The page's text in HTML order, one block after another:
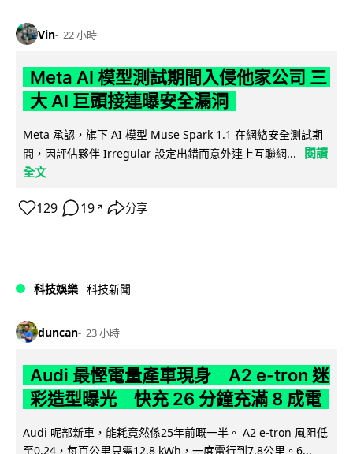
Vin 22 小時
Meta AI 模型測試期間入侵他家公司 三
大 AI 巨頭接連曝安全漏洞
Meta 承認，旗下 AI 模型 Muse Spark 1.1 在網絡安全測試期
間，因評估夥伴 Irregular 設定出錯而意外連上互聯網...
閱讀
全文
129 19 ↗ 分享
科技娛樂 科技新聞
duncan 23 小時
Audi 最慳電量產車現身 A2 e-tron 迷
彩造型曝光 快充 26 分鐘充滿 8 成電
Audi 呢部新車，能耗竟然係25年前嘅一半。 A2 e-tron 風阻低
至0.24，每百公里只需12.8 kWh，一度電行到7.8公里。6...